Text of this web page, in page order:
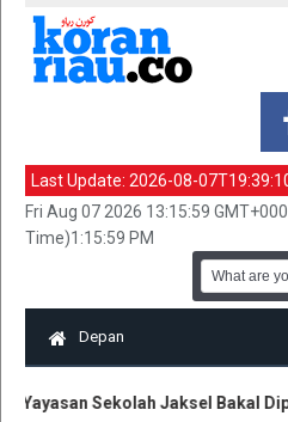
Last Update: 2026-08-
Fri Aug 07 2026 13:15:59
Time)1:15:59 PM
Depan
Sekolah Jaksel Bakal